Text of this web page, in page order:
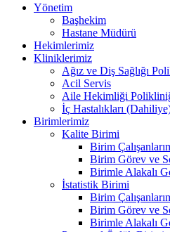
Yönetim
Başhekim
Hastane Müdürü
Hekimlerimiz
Kliniklerimiz
Ağız ve Diş Sağlığı
Acil Servis
Aile Hekimliği
İç Hastalıkları
Birimlerimiz
Kalite Birimi
Birim
Birim Görev ve
Birimle Alakalı
İstatistik Birimi
Birim
Birim Görev ve
Birimle Alakalı